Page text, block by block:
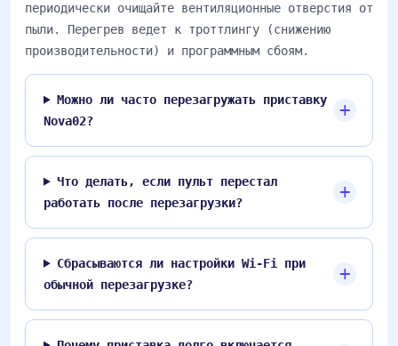
периодически очищайте вентиляционные отверстия от
пыли. Перегрев ведет к троттлингу (снижению
производительности) и программным сбоям.
Можно ли часто перезагружать приставку
Nova02?
Что делать, если пульт перестал
работать после перезагрузки?
Сбрасываются ли настройки Wi-Fi при
обычной перезагрузке?